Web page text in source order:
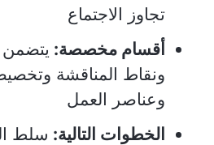
تجاوز الاجتماع
أقسام مخصصة:
ونقاط المناقشة
وعناصر العمل
الخطوات التالية: سلط